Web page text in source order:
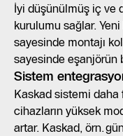
İyi düşünülmüş iç ve
kurulumu sağlar.
sayesinde montajı
sayesinde eşanjörün
Sistem
Kaskad sistemi
cihazların yüksek
artar. Kaskad, örn.